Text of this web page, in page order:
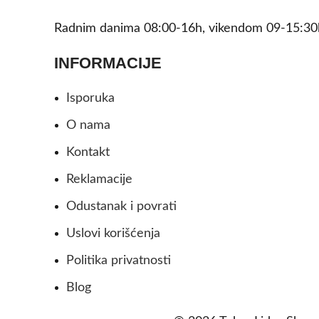
Radnim danima 08:00-16h, vikendom 09-
INFORMACIJE
Isporuka
O nama
Kontakt
Reklamacije
Odustanak i povrati
Uslovi korišćenja
Politika privatnosti
Blog